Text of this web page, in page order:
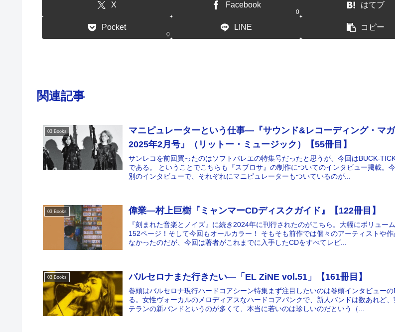
X Facebook
0
はてブ
Pocket
0
LINE コピー
関連記事
03 Books
マニピュレーターという仕事―『サウンド&レコーディング・マ
2025年2月号』（リットー・ミュージック）【55冊目】
サンレコを前回買ったのはソフトバレエの特集号だったと思うが、今回はBUCK-
である。 ということでこちらも『スブロサ』の制作についてのインタビュー掲載。
別のインタビューで、それぞれにマニピュレーターもついているのが...
03 Books 偉業―村上巨樹『ミャンマーCDディスクガイド』【122冊目】
『刻まれた音楽とノイズ』に続き2024年に刊行されたのがこちら。大幅にボリュー
152ページ！そして今回もオールカラー！ そもそも前作では個々のアーティストや
なかったのだが、今回は著者がこれまでに入手したCDをすべてレビ...
03 Books バルセロナまた行きたい―「EL ZiNE vol.51」【161冊目】
巻頭はバルセロナ現行ハードコアシーン特集まず注目したいのは巻頭インタビューの
る。女性ヴォーカルのメロディアスなハードコアパンクで、新人バンドは数あれど
テランの新バンドというのが多くて、本当に若いのは珍しいのだという（...